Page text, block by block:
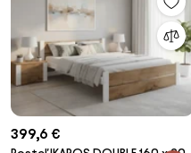
399,6 €